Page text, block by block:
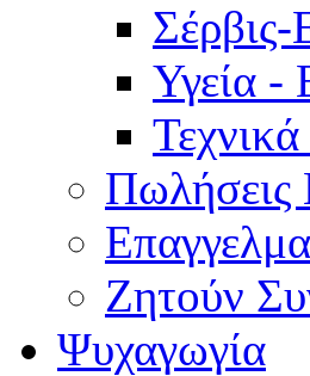
Υγεία -
Πωλήσεις
Ζητούν
Ψυχαγωγία